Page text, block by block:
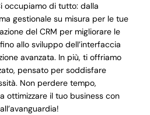
occupiamo di tutto: dalla
gestionale su misura per le tue
del CRM per migliorare le
allo sviluppo dell’interfaccia
avanzata. In più, ti offriamo
pensato per soddisfare
Non perdere tempo,
ottimizzare il tuo business con